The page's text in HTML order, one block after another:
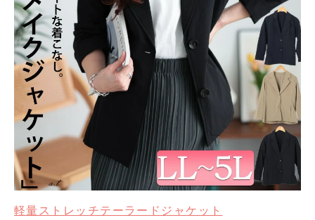
軽量ストレッチテーラードジャケット